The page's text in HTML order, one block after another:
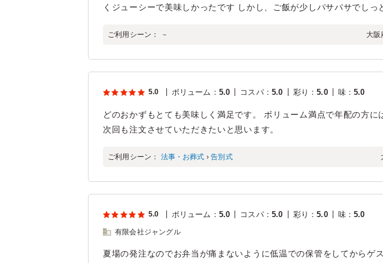
くジューシーで美味しかったです しかし、ご飯が少しパサパサでしっ
ご利用シーン： － 大阪
5.0 ボリューム ： 5.0 コスパ： 5.0 彩り ：5.0 味：5.0
どのおかずもとても美味しく満足です。 ボリューム満点で年配の方に
次回も注文させていただきたいと思います。
ご利用シーン： 法事・お葬式 ›告別式
5.0 ボリューム ： 5.0 コスパ： 5.0 彩り ：5.0 味：5.0
有限会社ジャングル
夏場の発注なのでお弁当が痛まないように低温での保管をしてからゲ